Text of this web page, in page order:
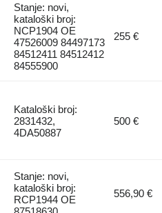
Stanje: novi,
kataloški broj:
NCP1904 OE
47526009 84497173
84512411 84512412
84555900
255 €
Kataloški broj:
2831432,
4DA50887
500 €
Stanje: novi,
kataloški broj:
RCP1944 OE
556,90 €